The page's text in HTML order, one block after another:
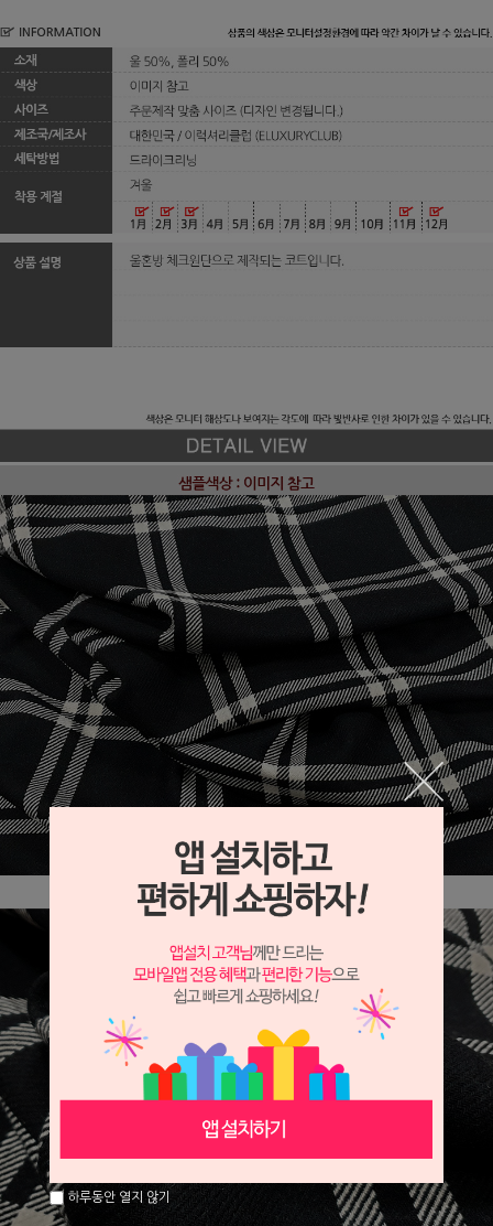
하루동안 열지 않기